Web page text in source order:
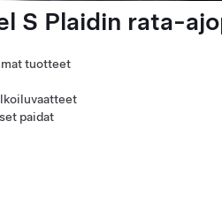
S Plaidin rata-
tuotteet
paidat